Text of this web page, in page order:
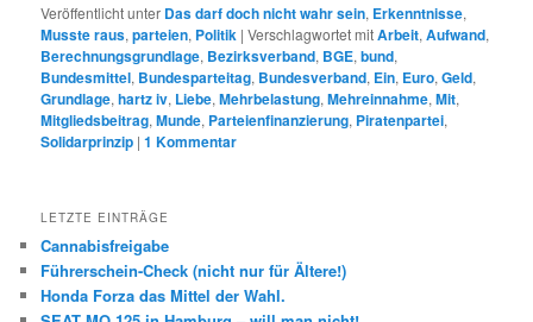
Veröffentlicht unter Das darf doch nicht wahr sein, Erkenntnisse,
Musste raus,parteien, Politik |Verschlagwortet mitArbeit,Aufwand,
Berechnungsgrundlage, Bezirksverband, BGE,bund,
Bundesmittel, Bundesparteitag, Bundesverband, Ein, Euro,Geld,
Grundlage,hartz iv, Liebe,Mehrbelastung,Mehreinnahme,Mit,
Mitgliedsbeitrag,Munde, Parteienfinanzierung, Piratenpartei,
Solidarprinzip |1 Kommentar
LETZTE EINTRÄGE
Cannabisfreigabe
Führerschein-Check (nicht nur für Ältere!)
Honda Forza das Mittel der Wahl.